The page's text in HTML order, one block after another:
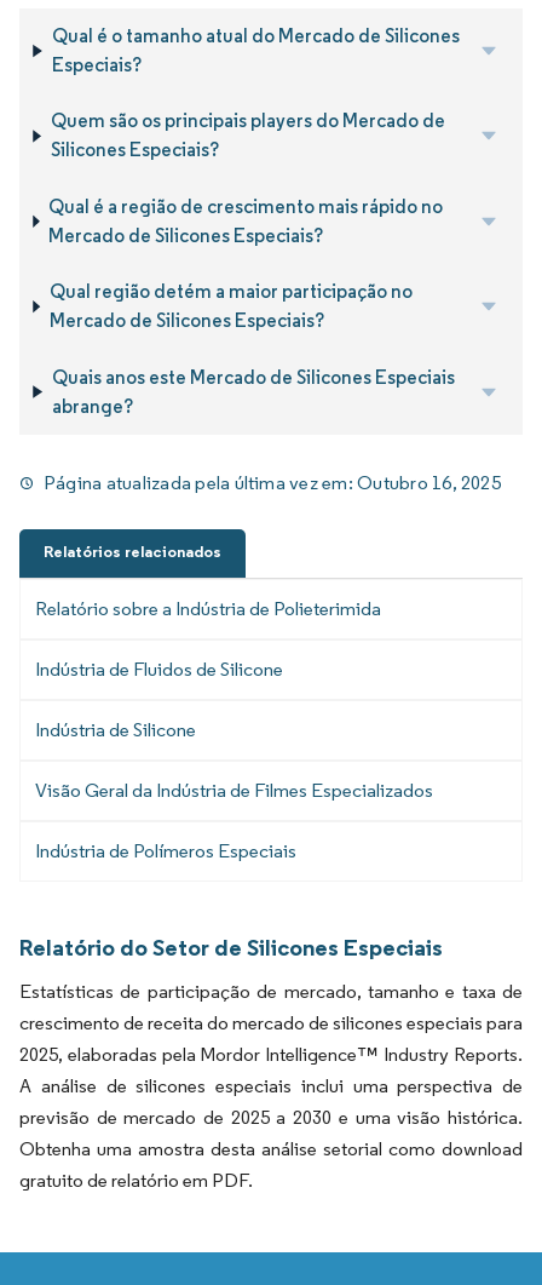
Qual é o tamanho atual do Mercado de Silicones
Especiais?
Quem são os principais players do Mercado de
Silicones Especiais?
Qual é a região de crescimento mais rápido no
Mercado de Silicones Especiais?
Qual região detém a maior participação no
Mercado de Silicones Especiais?
Quais anos este Mercado de Silicones Especiais
abrange?
Página atualizada pela última vez em:Outubro 16, 2025
Relatórios relacionados
Relatório sobre a Indústria de Polieterimida
Indústria de Fluidos de Silicone
Indústria de Silicone
Visão Geral da Indústria de Filmes Especializados
Indústria de Polímeros Especiais
Relatório do Setor de Silicones Especiais
Estatísticas de participação de mercado, tamanho e taxa de
crescimento de receita do mercado de silicones especiais para
2025, elaboradas pela Mordor Intelligence™ Industry Reports.
A análise de silicones especiais inclui uma perspectiva de
previsão de mercado de 2025 a 2030 e uma visão histórica.
Obtenha uma amostra desta análise setorial como download
gratuito de relatório em PDF.